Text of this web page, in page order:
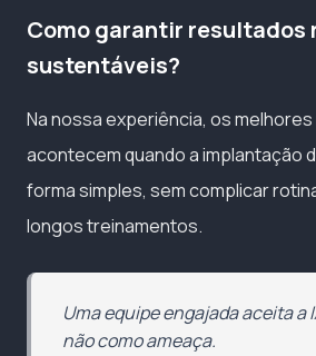
Como garantir resultados
sustentáveis?
Na nossa experiência, os
acontecem quando a implantação
forma simples, sem complicar
longos treinamentos.
Uma equipe engajada aceita a
não como ameaça.